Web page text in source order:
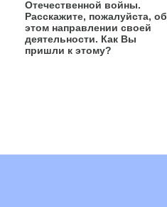
Отечественной войны.
Расскажите, пожалуйста, об
этом направлении своей
деятельности. Как Вы
пришли к этому?